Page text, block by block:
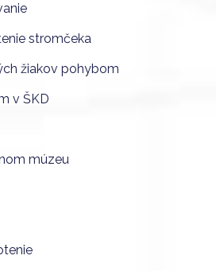
stromčeka
žiakov pohybom
v ŠKD
múzeu